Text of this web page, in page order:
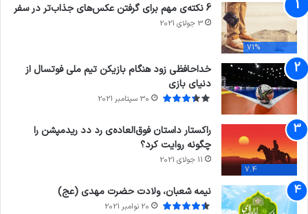
71%
6 نکته‌ی مهم برای گرفتن عکس‌های جذاب‌تر در سفر
3 جولای 2021
خداحافظی زود هنگام بازیکن تیم ملی فوتسال از
دنیای بازی
30 سپتامبر 2021
7.4
راکستار داستان فوق‌العاده‌ی رد دد ریدمپشن را
چگونه روایت کرد؟
11 جولای 2021
نیمه شعبان، ولادت حضرت مهدی (عج)
20 نوامبر 2021